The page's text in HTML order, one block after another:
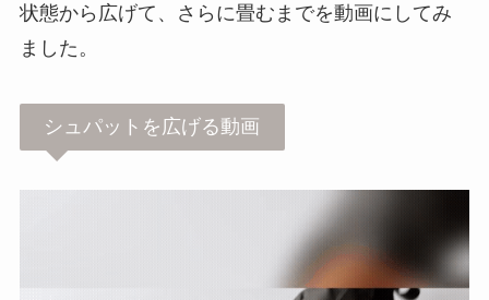
状態から広げて、さらに畳むまでを動画にしてみ
ました。
シュパットを広げる動画